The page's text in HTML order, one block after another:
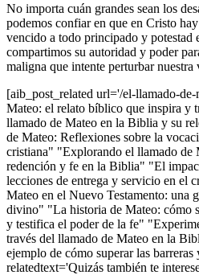
No importa cuán grandes sean los
podemos confiar en que en Cristo
vencido a todo principado y potestad
compartimos su autoridad y poder
maligna que intente perturbar nuestra
[aib_post_related url='/el-llamado-
Mateo: el relato bíblico que inspira y
llamado de Mateo en la Biblia y su
de Mateo: Reflexiones sobre la
cristiana" "Explorando el llamado de
redención y fe en la Biblia" "El
lecciones de entrega y servicio en el
Mateo en el Nuevo Testamento: una
divino" "La historia de Mateo: cómo
y testifica el poder de la fe"
través del llamado de Mateo en la
ejemplo de cómo superar las
relatedtext='Quizás también te